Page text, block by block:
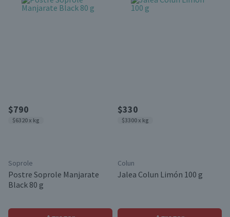
$790
$6320 x kg
Soprole
Postre Soprole Manjarate
Black 80 g
$330
$3300 x kg
Colun
Jalea Colun Limón 100 g